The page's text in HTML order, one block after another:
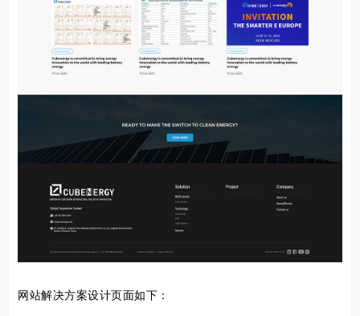
网站解决方案设计页面如下：